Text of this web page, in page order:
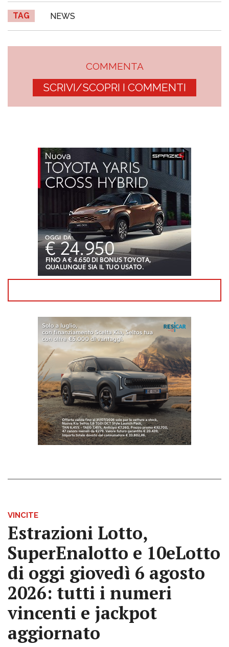
TAG NEWS
COMMENTA
SCRIVI/SCOPRI I COMMENTI
VINCITE
Estrazioni Lotto,
SuperEnalotto e 10eLotto
di oggi giovedì 6 agosto
2026: tutti i numeri
vincenti e jackpot
aggiornato